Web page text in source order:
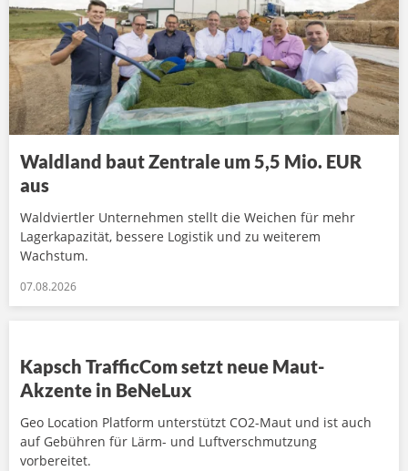
Waldland baut Zentrale um 5,5 Mio. EUR
aus
Waldviertler Unternehmen stellt die Weichen für mehr
Lagerkapazität, bessere Logistik und zu weiterem
Wachstum.
07.08.2026
Kapsch TrafficCom setzt neue Maut-
Akzente in BeNeLux
Geo Location Platform unterstützt CO2-Maut und ist auch
auf Gebühren für Lärm- und Luftverschmutzung
vorbereitet.